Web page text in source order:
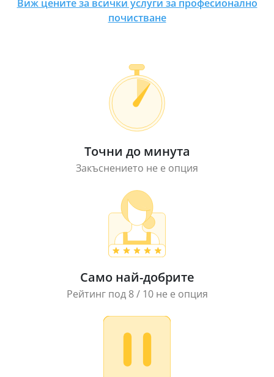
Виж цените за всички услуги за професионално
почистване
Точни до минута
Закъснението не е опция
Само най-добрите
Рейтинг под 8 / 10 не е опция